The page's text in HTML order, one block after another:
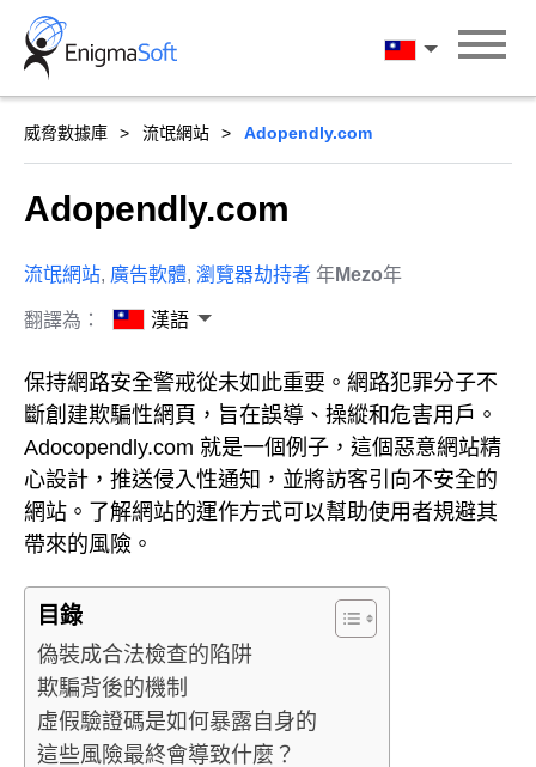
Skip
content
漢語
威脅數據庫 流氓網站 Adopendly.com
Adopendly.com
流氓網站, 廣告軟體, 瀏覽器劫持者 年Mezo年
翻譯為： 漢語
保持網路安全警戒從未如此重要。網路犯罪分子不
斷創建欺騙性網頁，旨在誤導、操縱和危害用戶。
Adocopendly.com 就是一個例子，這個惡意網站精
心設計，推送侵入性通知，並將訪客引向不安全的
網站。了解網站的運作方式可以幫助使用者規避其
帶來的風險。
目錄
偽裝成合法檢查的陷阱
欺騙背後的機制
虛假驗證碼是如何暴露自身的
這些風險最終會導致什麼？